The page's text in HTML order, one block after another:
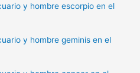
y hombre escorpio en el
y hombre geminis en el